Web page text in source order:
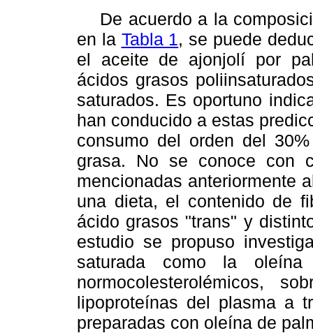
De acuerdo a la
en la Tabla 1, se puede
el aceite de ajonjolí por
ácidos grasos
saturados. Es oportuno
han conducido a estas
consumo del orden del
grasa. No se conoce con
mencionadas anteriormente
una dieta, el contenido de
ácido grasos "trans" y
estudio se propuso
saturada como la
normocolesterolémicos,
lipoproteínas del plasma a
preparadas con oleína de